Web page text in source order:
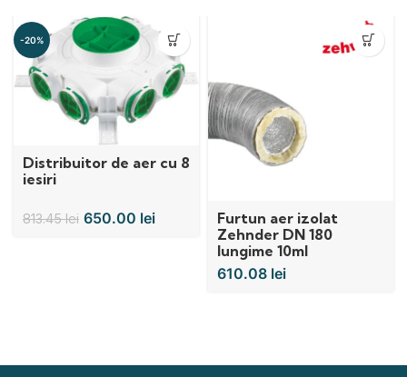
-20%
Distribuitor de aer cu 8
iesiri
813.45lei 650.00 lei
Furtun aer izolat
Zehnder DN 180
lungime 10ml
610.08 lei